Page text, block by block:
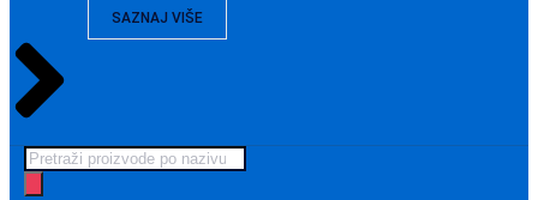
SAZNAJ VIŠE
Products
search